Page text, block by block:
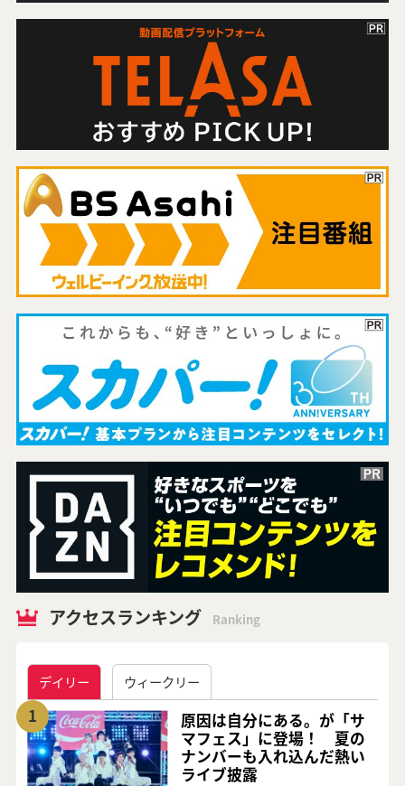
アクセスランキング Ranking
デイリー ウィークリー
1
原因は自分にある。が「サ
マフェス」に登場！ 夏の
ナンバーも入れ込んだ熱い
ライブ披露